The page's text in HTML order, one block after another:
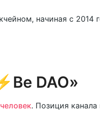
начиная с 2014
DAO»
. Позиция